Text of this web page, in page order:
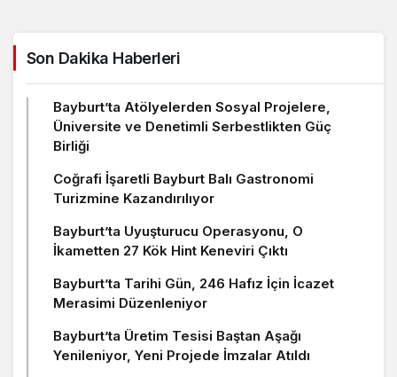
Son Dakika Haberleri
Bayburt’ta Atölyelerden Sosyal Projelere,
Üniversite ve Denetimli Serbestlikten Güç
Birliği
Coğrafi İşaretli Bayburt Balı Gastronomi
Turizmine Kazandırılıyor
Bayburt’ta Uyuşturucu Operasyonu, O
İkametten 27 Kök Hint Keneviri Çıktı
Bayburt’ta Tarihi Gün, 246 Hafız İçin İcazet
Merasimi Düzenleniyor
Bayburt’ta Üretim Tesisi Baştan Aşağı
Yenileniyor, Yeni Projede İmzalar Atıldı